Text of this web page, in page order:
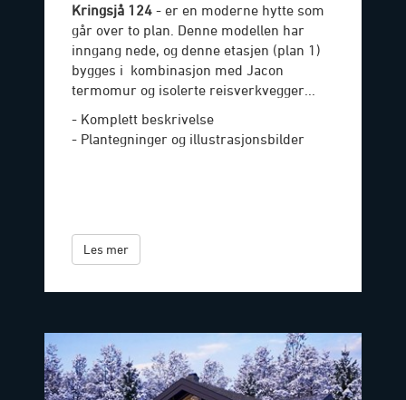
Kringsjå 124 - er en moderne hytte som
går over to plan. Denne modellen har
inngang nede, og denne etasjen (plan 1)
bygges i kombinasjon med Jacon
termomur og isolerte reisverkvegger...
- Komplett beskrivelse
- Plantegninger og illustrasjonsbilder
Les mer